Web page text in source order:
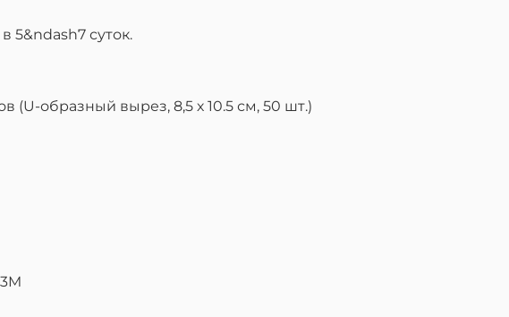
5&ndash7 суток.
(U-образный вырез, 8,5 х 10.5 см, 50 шт.)
3M